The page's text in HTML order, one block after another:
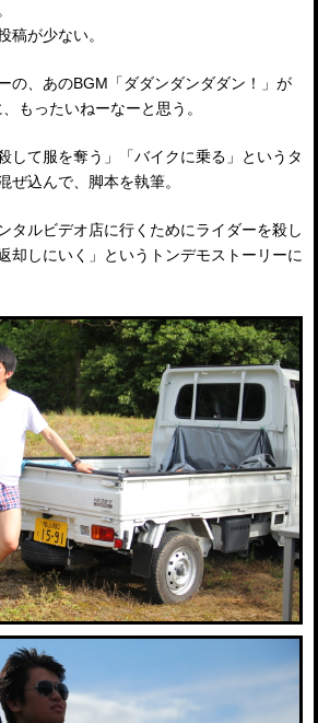
稿が少ない。
の、あのBGM「ダダンダンダダン！」が
もったいねーなーと思う。
して服を奪う」「バイクに乗る」というタ
ぜ込んで、脚本を執筆。
タルビデオ店に行くためにライダーを殺し
却しにいく」というトンデモストーリーに